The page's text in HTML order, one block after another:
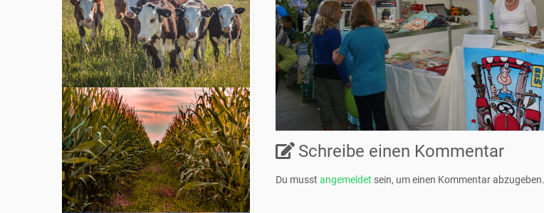
Schreibe einen Kommentar
Du musst angemeldet sein, um einen Kommentar abzugeben.